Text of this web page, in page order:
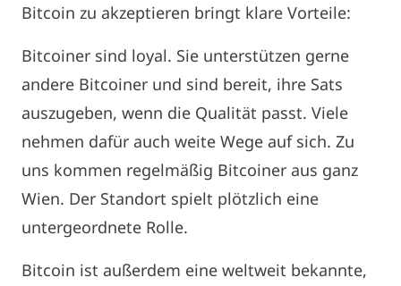
Bitcoin zu akzeptieren bringt klare Vorteile:
Bitcoiner sind loyal. Sie unterstützen gerne
andere Bitcoiner und sind bereit, ihre Sats
auszugeben, wenn die Qualität passt. Viele
nehmen dafür auch weite Wege auf sich. Zu
uns kommen regelmäßig Bitcoiner aus ganz
Wien. Der Standort spielt plötzlich eine
untergeordnete Rolle.
Bitcoin ist außerdem eine weltweit bekannte,